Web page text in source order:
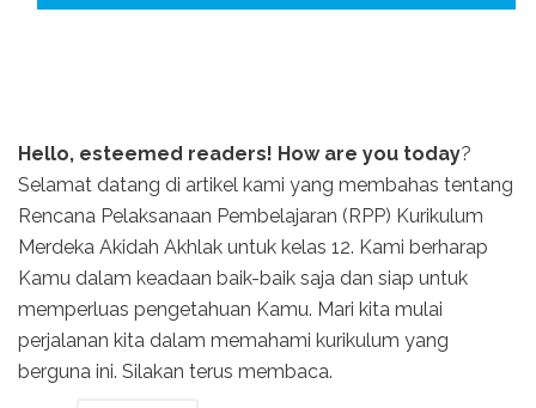
Hello, esteemed readers! How are you today?
Selamat datang di artikel kami yang membahas tentang
Rencana Pelaksanaan Pembelajaran (RPP) Kurikulum
Merdeka Akidah Akhlak untuk kelas 12. Kami berharap
Kamu dalam keadaan baik-baik saja dan siap untuk
memperluas pengetahuan Kamu. Mari kita mulai
perjalanan kita dalam memahami kurikulum yang
berguna ini. Silakan terus membaca.